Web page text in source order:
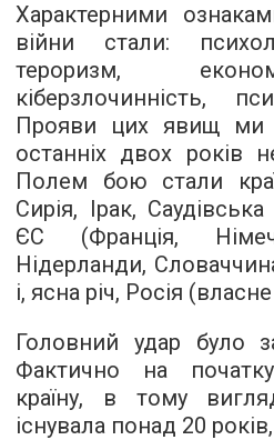
Характерними
війни стали:
тероризм,
кіберзлочинність,
Прояви цих явищ ми
останніх двох років
Полем бою стали
Сирія, Ірак,
ЄС (Франція,
Нідерланди,
і, ясна річ, Росія
Головний удар було
Фактично на
країну, в тому
існувала понад 20